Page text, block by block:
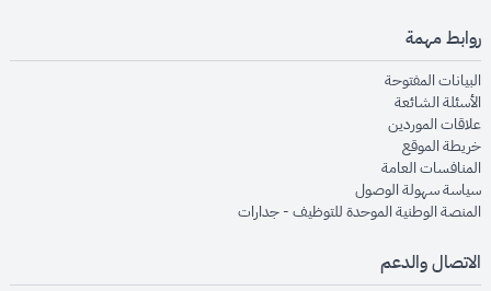
روابط مهمة
البيانات المفتوحةopens in new window
الأسئلة الشائعةopens in new window
علاقات الموردينopens in new window
خريطة الموقعopens in new window
المنافسات العامةopens in new window
سياسة سهولة الوصولopens in new window
المنصة الوطنية الموحدة للتوظيف - جداراتopens in new window
الاتصال والدعم